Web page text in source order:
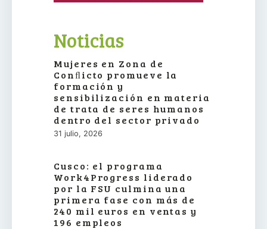
Noticias
Mujeres en Zona de
Conﬂicto promueve la
formación y
sensibilización en materia
de trata de seres humanos
dentro del sector privado
31 julio, 2026
Cusco: el programa
Work4Progress liderado
por la FSU culmina una
primera fase con más de
240 mil euros en ventas y
196 empleos